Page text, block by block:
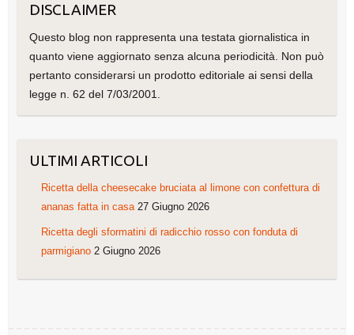
DISCLAIMER
Questo blog non rappresenta una testata giornalistica in
quanto viene aggiornato senza alcuna periodicità. Non può
pertanto considerarsi un prodotto editoriale ai sensi della
legge n. 62 del 7/03/2001.
ULTIMI ARTICOLI
Ricetta della cheesecake bruciata al limone con confettura di
ananas fatta in casa 27 Giugno 2026
Ricetta degli sformatini di radicchio rosso con fonduta di
parmigiano 2 Giugno 2026